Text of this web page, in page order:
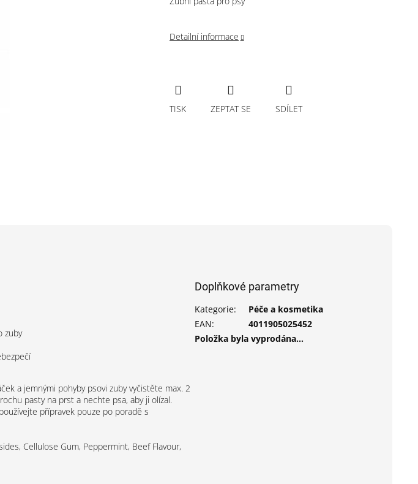
Detailní informace
TISK ZEPTAT SE SDÍLET
zuby
a jemnými pohyby psovi zuby vyčistěte max. 2
pasty na prst a nechte psa, aby ji olízal.
přípravek pouze po poradě s
Cellulose Gum, Peppermint, Beef Flavour,
Doplňkové parametry
Kategorie:
Péče a kosmetika
EAN:
4011905025452
Položka byla vyprodána…